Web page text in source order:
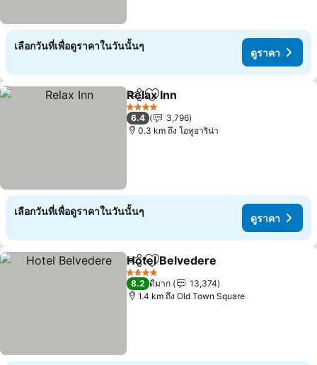
เลือกวันที่เพื่อดูราคาในวันนั้นๆ
ดูราคา
แชร์ เพิ่มในรายการโปรด
Relax Inn
4 ดาว
6.4
3,796
0.3 km ถึง โอทูอาริน่า
เลือกวันที่เพื่อดูราคาในวันนั้นๆ
ดูราคา
แชร์ เพิ่มในรายการโปรด
Hotel Belvedere
4 ดาว
8.2 ดีมาก
13,374
1.4 km ถึง Old Town Square